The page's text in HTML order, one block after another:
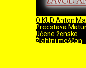
O KUD Anton
Predstava
Učene ženske
Žlahtni meščan